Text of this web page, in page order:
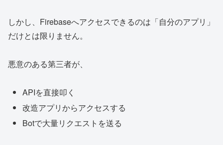
しかし、Firebaseへアクセスできるのは「自分のアプリ」
だけとは限りません。
悪意のある第三者が、
APIを直接叩く
改造アプリからアクセスする
Botで大量リクエストを送る